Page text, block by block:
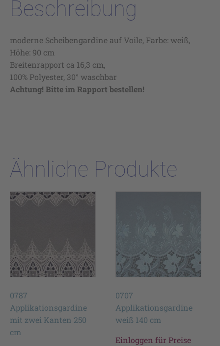
Beschreibung
moderne Scheibengardine auf Voile, Farbe: weiß,
Höhe: 90 cm
Breitenrapport ca 16,3 cm,
100% Polyester, 30° waschbar
Achtung! Bitte im Rapport bestellen!
Ähnliche Produkte
0787
Applikationsgardine
mit zwei Kanten 250
cm
0707
Applikationsgardine
weiß 140 cm
Einloggen für Preise